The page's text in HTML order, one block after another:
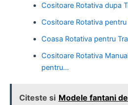
Cositoare Rotativa dupa
Cositoare Rotativa
Coasa Rotativa pentru
Cositoare Rotativa
pentru…
Citeste si Modele fantani